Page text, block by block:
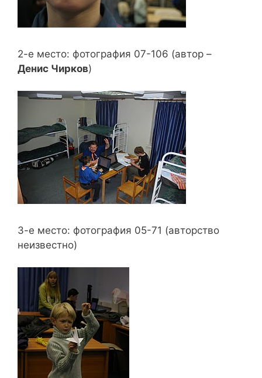
2-е место: фотография 07-106 (автор –
Денис Чирков)
3-е место: фотография 05-71 (авторство
неизвестно)